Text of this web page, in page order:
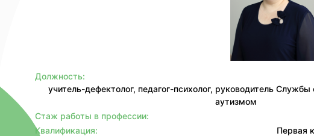
Должность:
учитель-дефектолог, педагог-психолог, руководитель
аутизмом
Стаж работы в профессии:
Квалификация:
Первая